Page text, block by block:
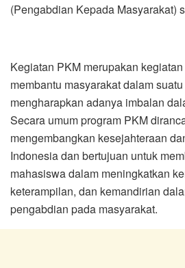
(Pengabdian Kepada Masyarakat)
Kegiatan PKM merupakan
membantu masyarakat dalam
mengharapkan adanya imbalan
Secara umum program PKM
mengembangkan kesejahteraan
Indonesia dan bertujuan untuk
mahasiswa dalam meningkatkan
keterampilan, dan kemandirian
pengabdian pada masyarakat.